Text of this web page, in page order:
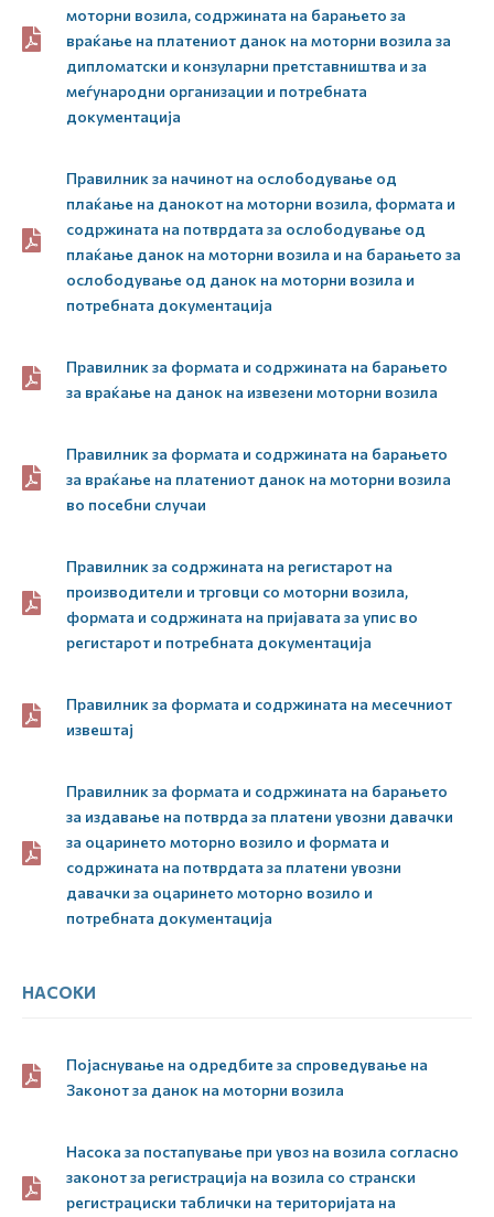
моторни возила, содржината на барањето за
враќање на платениот данок на моторни возила за
дипломатски и конзуларни претставништва и за
меѓународни организации и потребната
документација
Правилник за начинот на ослободување од
плаќање на данокот на моторни возила, формата и
содржината на потврдата за ослободување од
плаќање данок на моторни возила и на барањето за
ослободување од данок на моторни возила и
потребната документација
Правилник за формата и содржината на барањето
за враќање на данок на извезени моторни возила
Правилник за формата и содржината на барањето
за враќање на платениот данок на моторни возила
во посебни случаи
Правилник за содржината на регистарот на
производители и трговци со моторни возила,
формата и содржината на пријавата за упис во
регистарот и потребната документација
Правилник за формата и содржината на месечниот
извештај
Правилник за формата и содржината на барањето
за издавање на потврда за платени увозни давачки
за оцаринето моторно возило и формата и
содржината на потврдата за платени увозни
давачки за оцаринето моторно возило и
потребната документација
НАСОКИ
Појаснување на одредбите за спроведување на
Законот за данок на моторни возила
Насока за постапување при увоз на возила согласно
законот за регистрација на возила со странски
регистрациски таблички на територијата на